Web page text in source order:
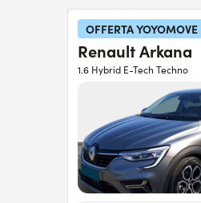
OFFERTA YOYOMOVE
Renault Arkana
1.6 Hybrid E-Tech Techno